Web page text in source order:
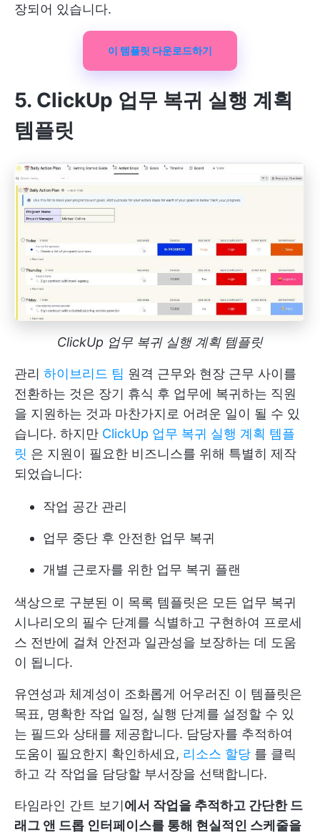
장되어 있습니다.
이 템플릿 다운로드하기
5. ClickUp 업무 복귀 실행 계획
템플릿
ClickUp 업무 복귀 실행 계획 템플릿
관리 하이브리드 팀 원격 근무와 현장 근무 사이를
전환하는 것은 장기 휴식 후 업무에 복귀하는 직원
을 지원하는 것과 마찬가지로 어려운 일이 될 수 있
습니다. 하지만 ClickUp 업무 복귀 실행 계획 템플
릿 은 지원이 필요한 비즈니스를 위해 특별히 제작
되었습니다:
작업 공간 관리
업무 중단 후 안전한 업무 복귀
개별 근로자를 위한 업무 복귀 플랜
색상으로 구분된 이 목록 템플릿은 모든 업무 복귀
시나리오의 필수 단계를 식별하고 구현하여 프로세
스 전반에 걸쳐 안전과 일관성을 보장하는 데 도움
이 됩니다.
유연성과 체계성이 조화롭게 어우러진 이 템플릿은
목표, 명확한 작업 일정, 실행 단계를 설정할 수 있
는 필드와 상태를 제공합니다. 담당자를 추적하여
도움이 필요한지 확인하세요, 리소스 할당 를 클릭
하고 각 작업을 담당할 부서장을 선택합니다.
타임라인 간트 보기에서 작업을 추적하고 간단한 드
래그 앤 드롭 인터페이스를 통해 현실적인 스케줄을